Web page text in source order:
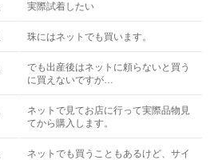
実際試着したい
珠にはネットでも買います。
でも出産後はネットに頼らないと買う
に買えないですが…
ネットで見てお店に行って実際品物見
てから購入します。
ネットでも買うこともあるけど、サイ